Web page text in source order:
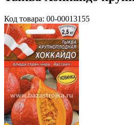
Код товара: 00-00013155